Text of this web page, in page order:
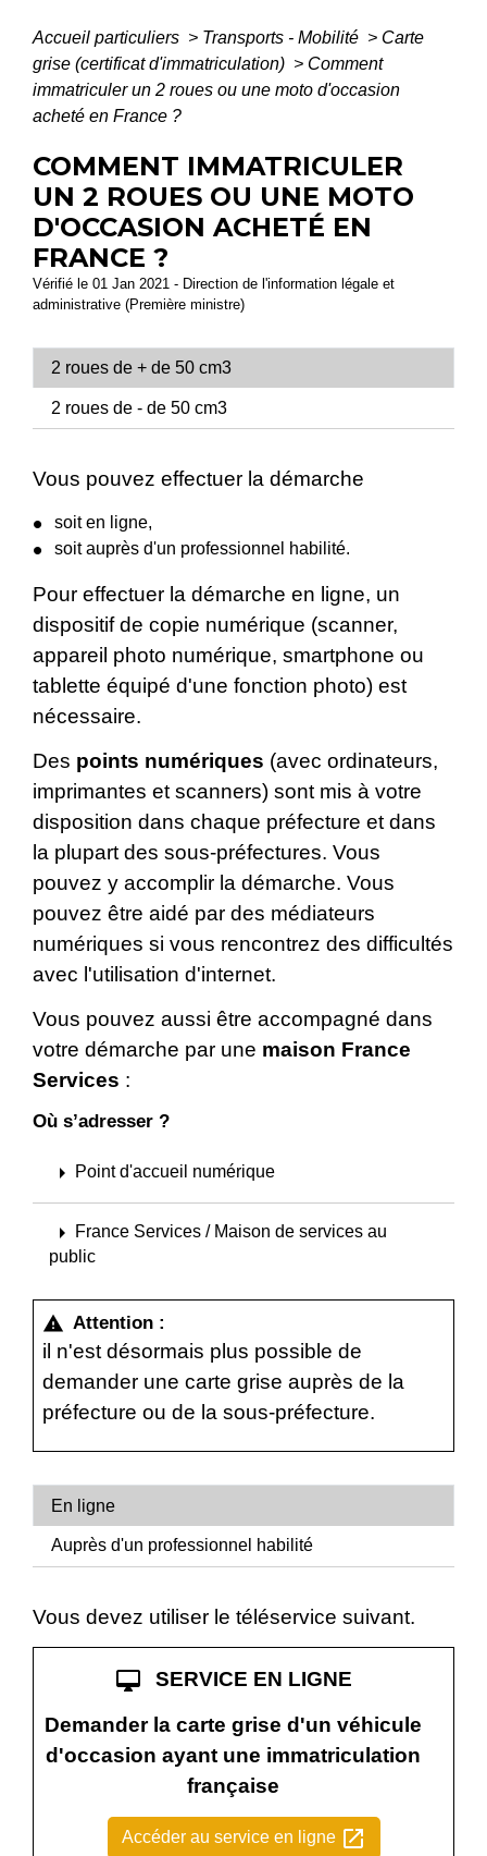
Accueil particuliers > Transports - Mobilité > Carte
grise (certificat d'immatriculation) > Comment
immatriculer un 2 roues ou une moto d'occasion
acheté en France ?
COMMENT IMMATRICULER
UN 2 ROUES OU UNE MOTO
D'OCCASION ACHETÉ EN
FRANCE ?
Vérifié le 01 Jan 2021 - Direction de l'information légale et
administrative (Première ministre)
2 roues de + de 50 cm3
2 roues de - de 50 cm3
Vous pouvez effectuer la démarche
soit en ligne,
soit auprès d'un professionnel habilité.
Pour effectuer la démarche en ligne, un
dispositif de copie numérique (scanner,
appareil photo numérique, smartphone ou
tablette équipé d'une fonction photo) est
nécessaire.
Des points numériques (avec ordinateurs,
imprimantes et scanners) sont mis à votre
disposition dans chaque préfecture et dans
la plupart des sous-préfectures. Vous
pouvez y accomplir la démarche. Vous
pouvez être aidé par des médiateurs
numériques si vous rencontrez des difficultés
avec l'utilisation d'internet.
Vous pouvez aussi être accompagné dans
votre démarche par une maison France
Services :
Où s’adresser ?
arrow_right Point d'accueil numérique
arrow_right
France Services / Maison de services au
public
warning Attention :
il n'est désormais plus possible de
demander une carte grise auprès de la
préfecture ou de la sous-préfecture.
En ligne
Auprès d'un professionnel habilité
Vous devez utiliser le téléservice suivant.
desktop_mac
SERVICE EN LIGNE
Demander la carte grise d'un véhicule
d'occasion ayant une immatriculation
française
Accéder au service en ligne open_in_new